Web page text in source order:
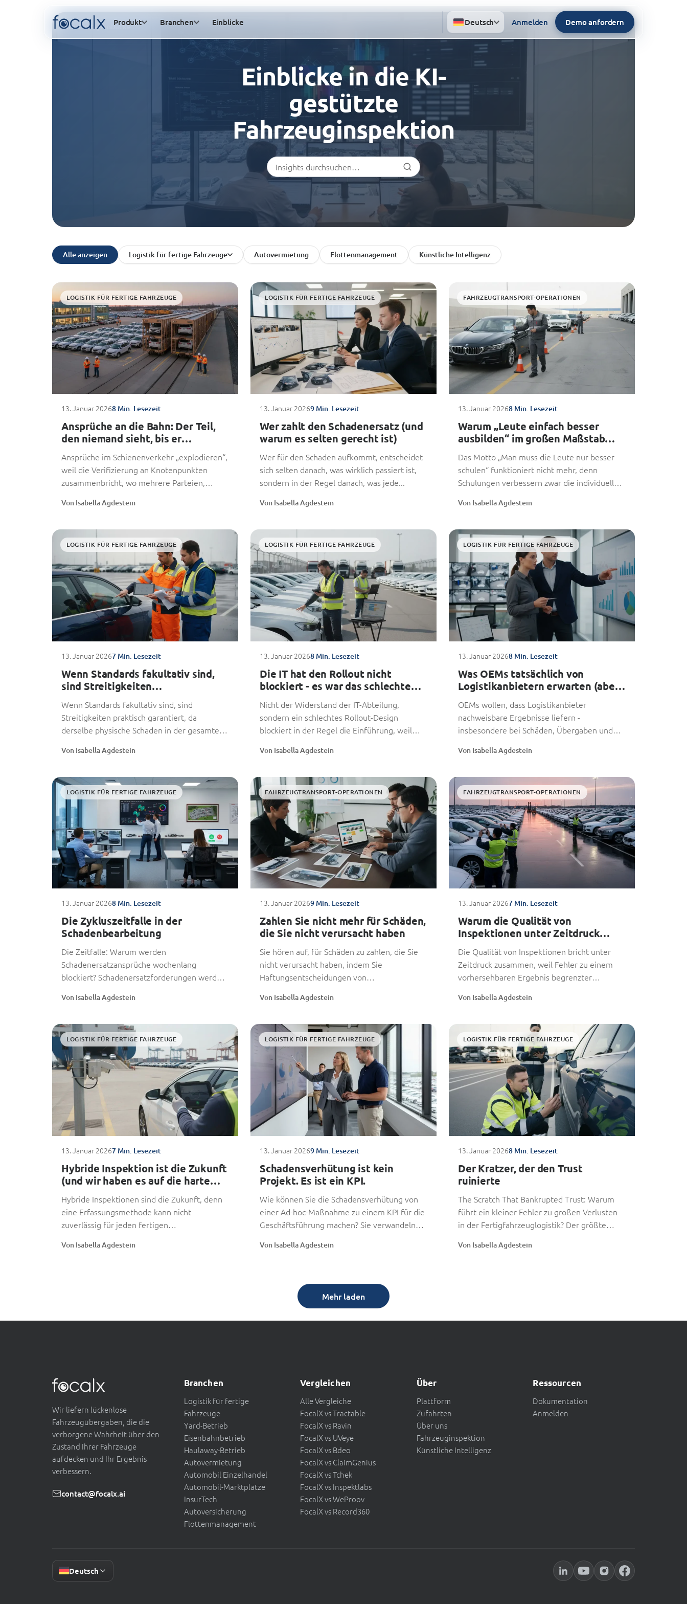
Produkt Branchen Einblicke Deutsch Anmelden Demo anfordern
Startseite/Einblicke
Einblicke in die KI-
gestützte
Fahrzeuginspektion
Alle anzeigen Logistik für fertige Fahrzeuge Autovermietung Flottenmanagement Künstliche Intelligenz
LOGISTIK FÜR FERTIGE FAHRZEUGE
13. Januar 20268 Min. Lesezeit
Ansprüche an die Bahn: Der Teil,
den niemand sieht, bis er
explodiert
Ansprüche im Schienenverkehr „explodieren“,
weil die Verifizierung an Knotenpunkten
zusammenbricht, wo mehrere Parteien,
aufeinandertreffen. In der
Von Isabella Agdestein
LOGISTIK FÜR FERTIGE FAHRZEUGE
13. Januar 20269 Min. Lesezeit
Wer zahlt den Schadenersatz (und
warum es selten gerecht ist)
Wer für den Schaden aufkommt, entscheidet
sich selten danach, was wirklich passiert ist,
sondern in der Regel danach, was jede...
Von Isabella Agdestein
FAHRZEUGTRANSPORT-OPERATIONEN
13. Januar 20268 Min. Lesezeit
Warum „Leute einfach besser
ausbilden“ im großen Maßstab
nicht mehr funktioniert
Das Motto „Man muss die Leute nur besser
schulen“ funktioniert nicht mehr, denn
Schulungen verbessern zwar die individuelle
Von Isabella Agdestein
LOGISTIK FÜR FERTIGE FAHRZEUGE
13. Januar 20267 Min. Lesezeit
Wenn Standards fakultativ sind,
sind Streitigkeiten
Wenn Standards fakultativ sind, sind
Streitigkeiten praktisch garantiert, da
derselbe physische Schaden in der gesamten
beschrieben,...
Von Isabella Agdestein
LOGISTIK FÜR FERTIGE FAHRZEUGE
13. Januar 20268 Min. Lesezeit
Die IT hat den Rollout nicht
blockiert - es war das schlechte
Nicht der Widerstand der IT-Abteilung,
sondern ein schlechtes Rollout-Design
blockiert in der Regel die Einführung, weil
Von Isabella Agdestein
LOGISTIK FÜR FERTIGE FAHRZEUGE
13. Januar 20268 Min. Lesezeit
Was OEMs tatsächlich von
Logistikanbietern erwarten (aber
OEMs wollen, dass Logistikanbieter
nachweisbare Ergebnisse liefern -
insbesondere bei Schäden, Übergaben und
geschriebene...
Von Isabella Agdestein
LOGISTIK FÜR FERTIGE FAHRZEUGE
13. Januar 20268 Min. Lesezeit
Die Zykluszeitfalle in der
Schadenbearbeitung
Die Zeitfalle: Warum werden
Schadenersatzansprüche wochenlang
blockiert? Schadenersatzforderungen werden
liegenden Beweise und die
Von Isabella Agdestein
FAHRZEUGTRANSPORT-OPERATIONEN
13. Januar 20269 Min. Lesezeit
Zahlen Sie nicht mehr für Schäden,
die Sie nicht verursacht haben
Sie hören auf, für Schäden zu zahlen, die Sie
nicht verursacht haben, indem Sie
Haftungsentscheidungen von
machen...
Von Isabella Agdestein
FAHRZEUGTRANSPORT-OPERATIONEN
13. Januar 20267 Min. Lesezeit
Warum die Qualität von
Inspektionen unter Zeitdruck
Die Qualität von Inspektionen bricht unter
Zeitdruck zusammen, weil Fehler zu einem
vorhersehbaren Ergebnis begrenzter
menschlicher...
Von Isabella Agdestein
LOGISTIK FÜR FERTIGE FAHRZEUGE
13. Januar 20267 Min. Lesezeit
Hybride Inspektion ist die Zukunft
(und wir haben es auf die harte
Hybride Inspektionen sind die Zukunft, denn
eine Erfassungsmethode kann nicht
zuverlässig für jeden fertigen
Das haben wir...
Von Isabella Agdestein
LOGISTIK FÜR FERTIGE FAHRZEUGE
13. Januar 20269 Min. Lesezeit
Schadensverhütung ist kein
Projekt. Es ist ein KPI.
Wie können Sie die Schadensverhütung von
einer Ad-hoc-Maßnahme zu einem KPI für die
Geschäftsführung machen? Sie verwandeln
Von Isabella Agdestein
LOGISTIK FÜR FERTIGE FAHRZEUGE
13. Januar 20268 Min. Lesezeit
Der Kratzer, der den Trust
ruinierte
The Scratch That Bankrupted Trust: Warum
führt ein kleiner Fehler zu großen Verlusten
in der Fertigfahrzeuglogistik? Der größte
Von Isabella Agdestein
Mehr laden
Wir liefern lückenlose
Fahrzeugübergaben, die die
verborgene Wahrheit über den
Zustand Ihrer Fahrzeuge
aufdecken und Ihr Ergebnis
verbessern.
contact@focalx.ai
Branchen
Logistik für fertige
Fahrzeuge
Yard-Betrieb
Eisenbahnbetrieb
Haulaway-Betrieb
Autovermietung
Automobil Einzelhandel
Automobil-Marktplätze
InsurTech
Autoversicherung
Flottenmanagement
Vergleichen
Alle Vergleiche
FocalX vs Tractable
FocalX vs Ravin
FocalX vs UVeye
FocalX vs Bdeo
FocalX vs ClaimGenius
FocalX vs Tchek
FocalX vs Inspektlabs
FocalX vs WeProov
FocalX vs Record360
Über
Plattform
Zufahrten
Über uns
Fahrzeuginspektion
Künstliche Intelligenz
Ressourcen
Dokumentation
Anmelden
Deutsch